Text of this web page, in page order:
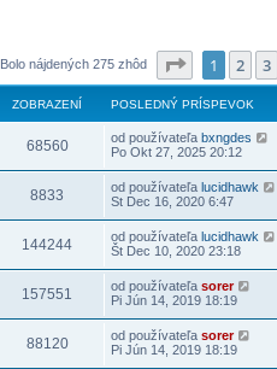
Bolo nájdených 275 zhôd Strana1 z10
1 2 3
ZOBRAZENÍ POSLEDNÝ PRÍSPEVOK
68560 od používateľa bxngdes
Po Okt 27, 2025 20:12
8833 od používateľa lucidhawk
St Dec 16, 2020 6:47
144244 od používateľa lucidhawk
Št Dec 10, 2020 23:18
157551 od používateľa sorer
Pi Jún 14, 2019 18:19
88120 od používateľa sorer
Pi Jún 14, 2019 18:19